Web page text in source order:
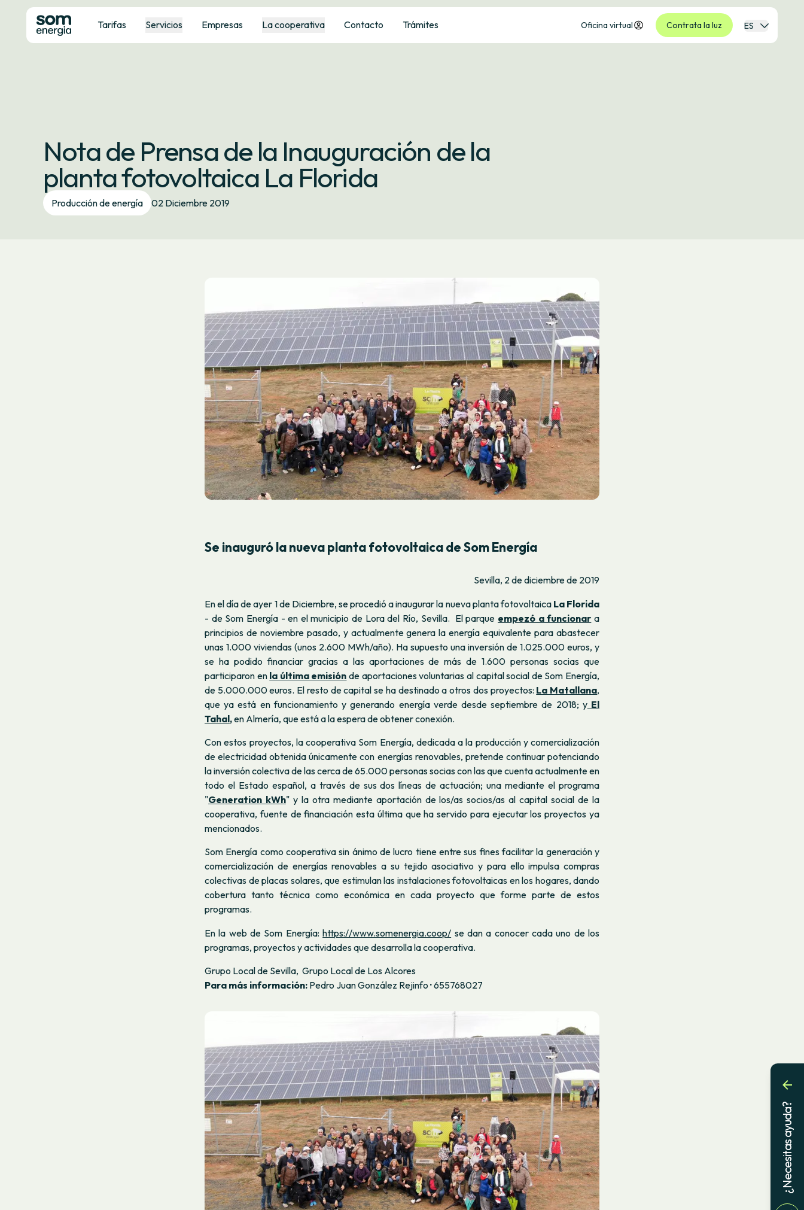
Tarifas Servicios Empresas La cooperativa Contacto Trámites Oficina virtual Contrata la luz ES
Nota de Prensa de la Inauguración de la
planta fotovoltaica La Florida
Producción de energía 02 Diciembre 2019
Se inauguró la nueva planta fotovoltaica de Som Energía
Sevilla, 2 de diciembre de 2019
En el día de ayer 1 de Diciembre, se procedió a inaugurar la nueva planta fotovoltaica La Florida
- de Som Energía - en el municipio de Lora del Río, Sevilla. El parque empezó a funcionar a
principios de noviembre pasado, y actualmente genera la energía equivalente para abastecer
unas 1.000 viviendas (unos 2.600 MWh/año). Ha supuesto una inversión de 1.025.000 euros, y
se ha podido financiar gracias a las aportaciones de más de 1.600 personas socias que
participaron en la última emisión de aportaciones voluntarias al capital social de Som Energía,
de 5.000.000 euros. El resto de capital se ha destinado a otros dos proyectos: La Matallana,
que ya está en funcionamiento y generando energía verde desde septiembre de 2018; yEl
Tahal,en Almería, que está a la espera de obtener conexión.
Con estos proyectos, la cooperativa Som Energía, dedicada a la producción y comercialización
de electricidad obtenida únicamente con energías renovables, pretende continuar potenciando
la inversión colectiva de las cerca de 65.000 personas socias con las que cuenta actualmente en
todo el Estado español, a través de sus dos líneas de actuación; una mediante el programa
"Generation kWh" y la otra mediante aportación de los/as socios/as al capital social de la
cooperativa, fuente de financiación esta última que ha servido para ejecutar los proyectos ya
mencionados.
Som Energía como cooperativa sin ánimo de lucro tiene entre sus fines facilitar la generación y
comercialización de energías renovables a su tejido asociativo y para ello impulsa compras
colectivas de placas solares, que estimulan las instalaciones fotovoltaicas en los hogares, dando
cobertura tanto técnica como económica en cada proyecto que forme parte de estos
programas.
En la web de Som Energía:https://www.somenergia.coop/ se dan a conocer cada uno de los
programas, proyectos y actividades que desarrolla la cooperativa.
Grupo Local de Sevilla, Grupo Local de Los Alcores
Para más información: Pedro Juan González Rejinfo ·655768027
¿Necesitas ayuda?